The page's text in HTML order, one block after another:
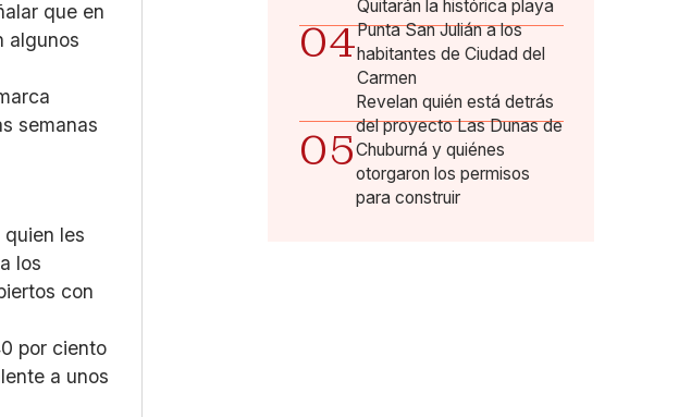
que en
algunos
semanas
les
los
con
por ciento
a unos
04
Quitarán la histórica playa
Punta San Julián a los
habitantes de Ciudad del
Carmen
05
Revelan quién está detrás
del proyecto Las Dunas de
Chuburná y quiénes
otorgaron los permisos
para construir